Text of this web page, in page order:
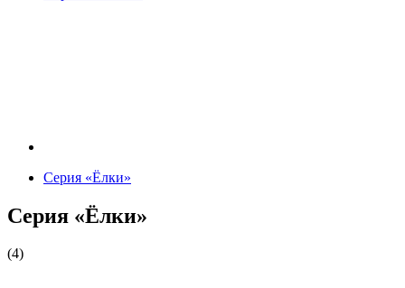
Серия «Ёлки»
Серия «Ёлки»
(4)